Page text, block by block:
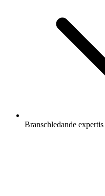
Branschledande expertis